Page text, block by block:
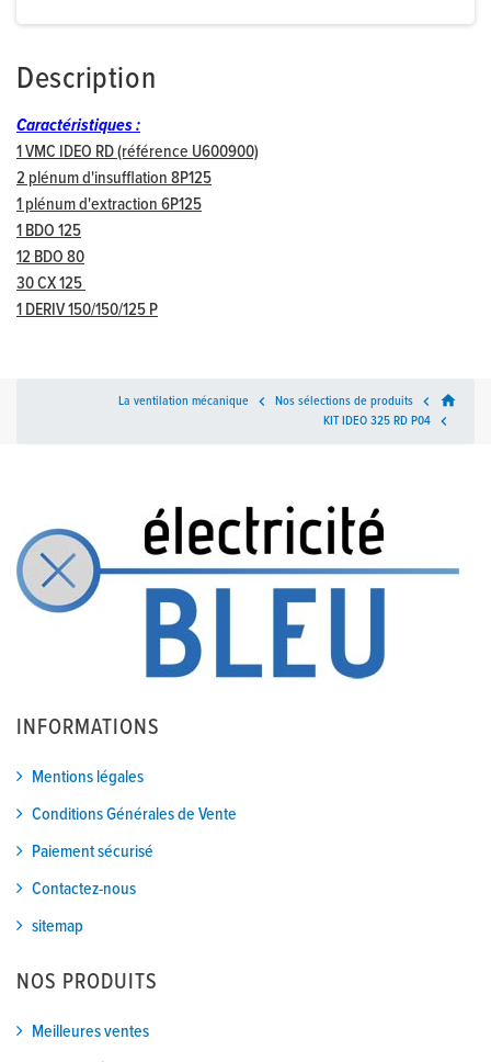
Description
Caractéristiques :
1 VMC IDEO RD (référence U600900)
2 plénum d'insufflation 8P125
1 plénum d'extraction 6P125
1 BDO 125
12 BDO 80
30 CX 125
1 DERIV 150/150/125 P
home

Nos sélections de produits

La ventilation mécanique

KIT IDEO 325 RD P04
INFORMATIONS
Mentions légales
Conditions Générales de Vente
Paiement sécurisé
Contactez-nous
sitemap
NOS PRODUITS
Meilleures ventes